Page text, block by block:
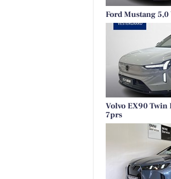
Ford Mustang
Volvo EX90
7prs